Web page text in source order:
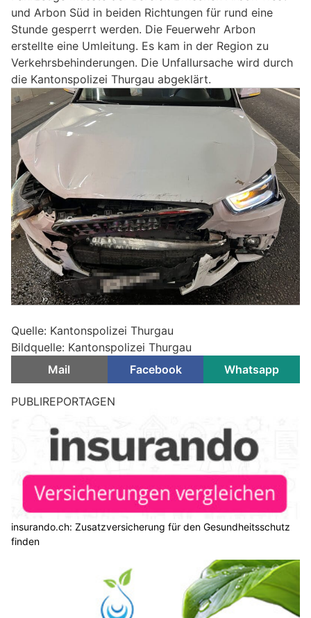
und Arbon Süd in beiden Richtungen für rund eine
Stunde gesperrt werden. Die Feuerwehr Arbon
erstellte eine Umleitung. Es kam in der Region zu
Verkehrsbehinderungen. Die Unfallursache wird durch
die Kantonspolizei Thurgau abgeklärt.
Quelle: Kantonspolizei Thurgau
Bildquelle: Kantonspolizei Thurgau
Mail
Facebook Whatsapp
abbiegendes Auto und kracht in Gegenverkehr
VON POLIZEI.NEWS REDAKTION
Bei einer Kollision mit einem Auto wurde am Samstagabend
in Diessenhofen ein Motorradfahrer schwer verletzt.
Er wurde von der Rega ins Spital geflogen.
Weiterlesen
Umweltgerechte Ölbindungslösungen von Ölfrei GmbH